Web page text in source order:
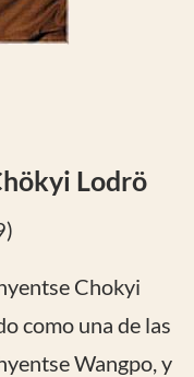
Lodrö
Chokyi
como una de las
Wangpo, y